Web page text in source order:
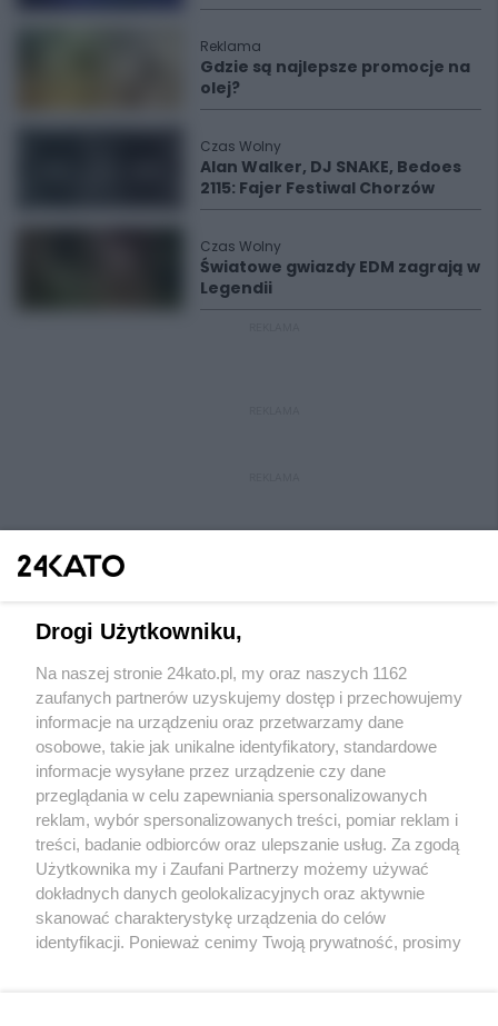
Reklama
Gdzie są najlepsze promocje na
olej?
Czas Wolny
Alan Walker, DJ SNAKE, Bedoes
2115: Fajer Festiwal Chorzów
Czas Wolny
Światowe gwiazdy EDM zagrają w
Legendii
Wydawca mediów lokalnych
Nie zapomnij
zapoznać się z:
polityką prywatności regulamin korzystania z portali
Twojemiasto
Piekary Śląskie
Chorzów
Tarnowskie Góry
Skontakuj sięz nami
Kontakt
Wydawca
Redakcja
Drogi Użytkowniku,
Na naszej stronie 24kato.pl, my oraz naszych 1162
zaufanych partnerów uzyskujemy dostęp i przechowujemy
informacje na urządzeniu oraz przetwarzamy dane
osobowe, takie jak unikalne identyfikatory, standardowe
informacje wysyłane przez urządzenie czy dane
przeglądania w celu zapewniania spersonalizowanych
reklam, wybór spersonalizowanych treści, pomiar reklam i
treści, badanie odbiorców oraz ulepszanie usług. Za zgodą
Użytkownika my i Zaufani Partnerzy możemy używać
dokładnych danych geolokalizacyjnych oraz aktywnie
skanować charakterystykę urządzenia do celów
identyfikacji. Ponieważ cenimy Twoją prywatność, prosimy